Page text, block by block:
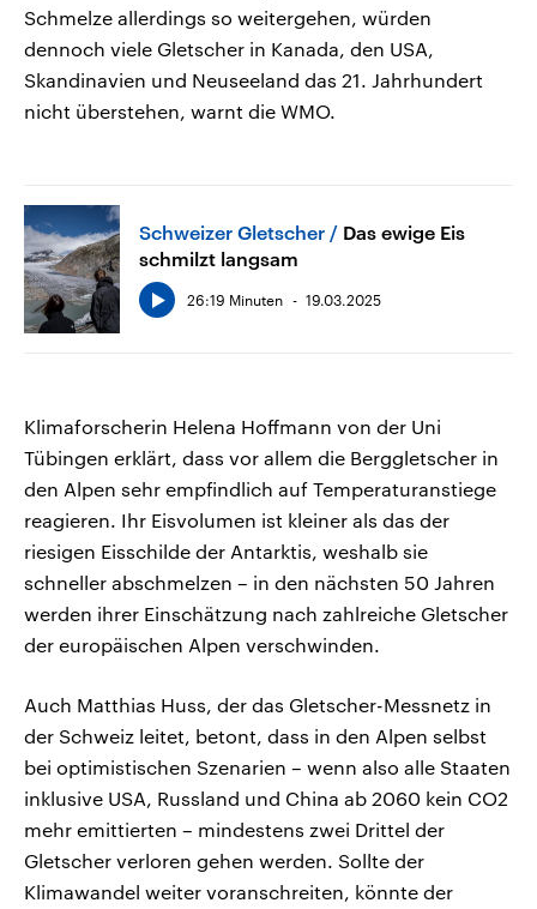
Schmelze allerdings so weitergehen, würden
dennoch viele Gletscher in Kanada, den USA,
Skandinavien und Neuseeland das 21. Jahrhundert
nicht überstehen, warnt die WMO.
Schweizer Gletscher
Das ewige Eis
schmilzt langsam
26:19 Minuten 19.03.2025
Klimaforscherin Helena Hoffmann von der Uni
Tübingen erklärt, dass vor allem die Berggletscher in
den Alpen sehr empfindlich auf Temperaturanstiege
reagieren. Ihr Eisvolumen ist kleiner als das der
riesigen Eisschilde der Antarktis, weshalb sie
schneller abschmelzen – in den nächsten 50 Jahren
werden ihrer Einschätzung nach zahlreiche Gletscher
der europäischen Alpen verschwinden.
Auch Matthias Huss, der das Gletscher-Messnetz in
der Schweiz leitet, betont, dass in den Alpen selbst
bei optimistischen Szenarien – wenn also alle Staaten
inklusive USA, Russland und China ab 2060 kein CO2
mehr emittierten – mindestens zwei Drittel der
Gletscher verloren gehen werden. Sollte der
Klimawandel weiter voranschreiten, könnte der